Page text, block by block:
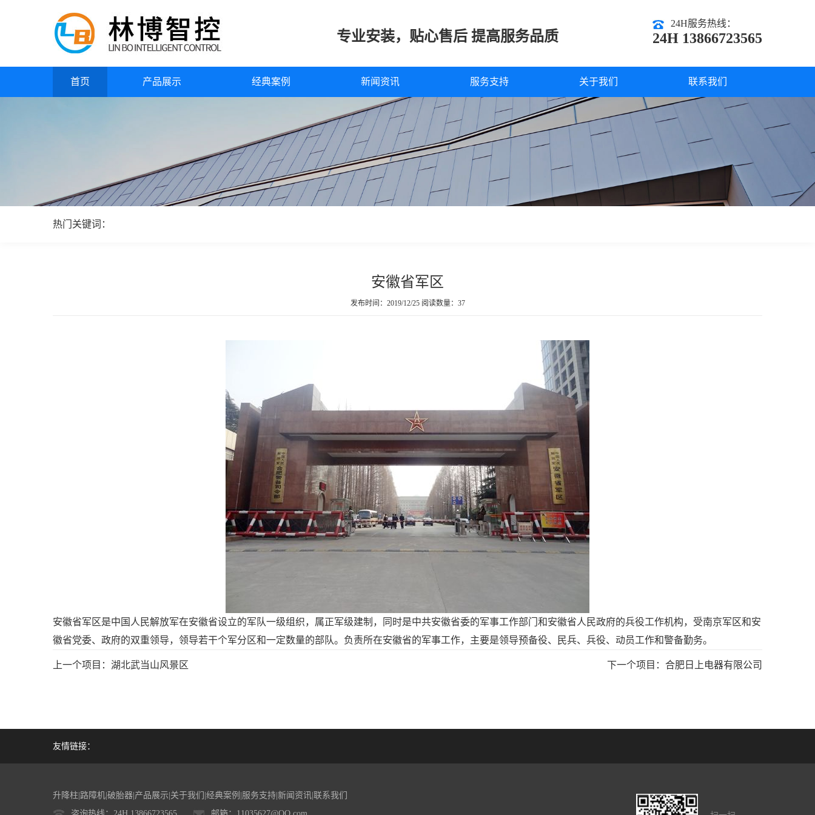
专业安装，贴心售后 提高服务品质
24H服务热线：
24H 13866723565
首页 产品展示 经典案例 新闻资讯 服务支持 关于我们 联系我们
热门关键词：
安徽省军区
发布时间：2019/12/25 阅读数量：37
安徽省军区是中国人民解放军在安徽省设立的军队一级组织，属正军级建制，同时是中共安徽省委的军事工作部门和安徽省人民政府的兵役工作机构，受南京军区和安
徽省党委、政府的双重领导，领导若干个军分区和一定数量的部队。负责所在安徽省的军事工作，主要是领导预备役、民兵、兵役、动员工作和警备勤务。
上一个项目： 湖北武当山风景区 下一个项目： 合肥日上电器有限公司
友情链接：
升降柱 路障机 破胎器 产品展示 关于我们 经典案例 服务支持 新闻资讯 联系我们